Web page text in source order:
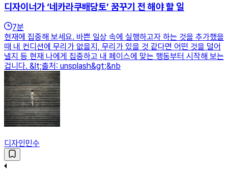
디자이너가 ‘네카라쿠배당토’ 꿈꾸기 전 해야 할 일
7분
현재에 집중해 보세요. 바쁜 일상 속에 실행하고자 하는 것을 추가했을
때 내 컨디션에 무리가 없을지, 무리가 있을 것 같다면 어떤 것을 덜어
낼지 등 현재 나에게 집중하고 내 페이스에 맞는 행동부터 시작해 보는
겁니다. &lt;출처: unsplash&gt;&nb
디자인민수